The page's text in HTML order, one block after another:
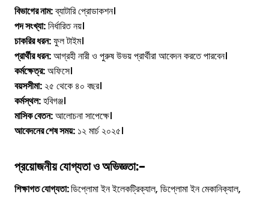
বিভাগের নাম:ব্যাটারি প্রোডাকশন।
পদ সংখ্যা:নির্ধারিত নয়।
চাকরির ধরন:ফুল টাইম।
প্রার্থীর ধরন:আগ্রহী নারী ও পুরুষ উভয় প্রার্থীরা আবেদন করতে পারবেন।
কর্মক্ষেত্র:অফিসে।
বয়সসীমা: ২৫ থেকে ৪০ বছর।
কর্মস্থল:হবিগঞ্জ।
মাসিক বেতন:আলোচনা সাপেক্ষে।
আবেদনের শেষ সময়: ১২ মার্চ ২০২৫।
প্রয়োজনীয় যোগ্যতা ও অভিজ্ঞতা:-
শিক্ষাগত যোগ্যতা:ডিপ্লোমা ইন ইলেকট্রিক্যাল, ডিপ্লোমা ইন মেকানিক্যাল,